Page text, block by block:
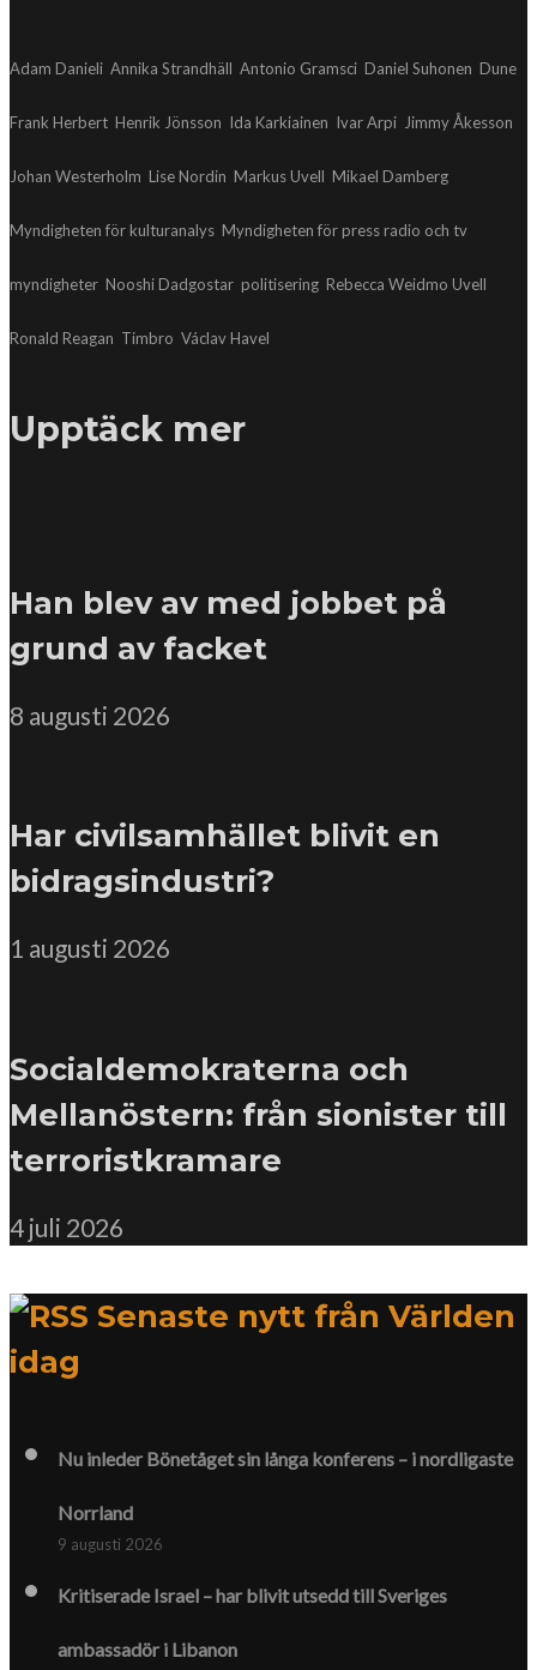
Adam Danieli Annika Strandhäll Antonio Gramsci Daniel Suhonen Dune
Frank Herbert Henrik Jönsson Ida Karkiainen Ivar Arpi Jimmy Åkesson
Johan Westerholm Lise Nordin Markus Uvell Mikael Damberg
Myndigheten för kulturanalys Myndigheten för press radio och tv
myndigheter Nooshi Dadgostar politisering Rebecca Weidmo Uvell
Ronald Reagan Timbro Václav Havel
Upptäck mer
Han blev av med jobbet på
grund av facket
8 augusti 2026
Har civilsamhället blivit en
bidragsindustri?
1 augusti 2026
Socialdemokraterna och
Mellanöstern: från sionister till
terroristkramare
4 juli 2026
Senaste nytt från Världen
idag
Nu inleder Bönetåget sin långa konferens – i nordligaste
Norrland
9 augusti 2026
Kritiserade Israel – har blivit utsedd till Sveriges
ambassadör i Libanon